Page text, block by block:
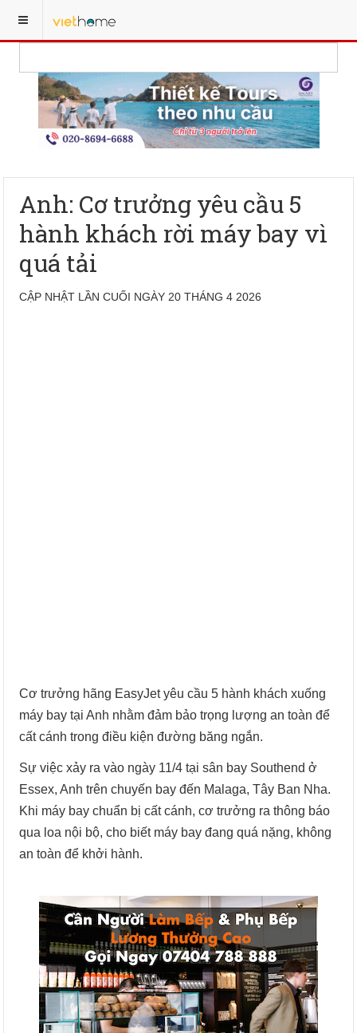
Anh: Cơ trưởng yêu cầu 5
hành khách rời máy bay vì
quá tải
CẬP NHẬT LẦN CUỐI NGÀY 20 THÁNG 4 2026
Cơ trưởng hãng EasyJet yêu cầu 5 hành khách xuống
máy bay tại Anh nhằm đảm bảo trọng lượng an toàn để
cất cánh trong điều kiện đường băng ngắn.
Sự việc xảy ra vào ngày 11/4 tại sân bay Southend ở
Essex, Anh trên chuyến bay đến Malaga, Tây Ban Nha.
Khi máy bay chuẩn bị cất cánh, cơ trưởng ra thông báo
qua loa nội bộ, cho biết máy bay đang quá nặng, không
an toàn để khởi hành.